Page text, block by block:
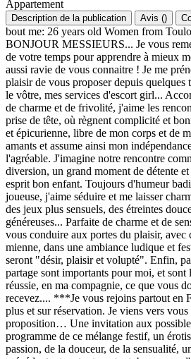
Appartement
Description de la publication Avis ()
bout me: 26 years old Women from
BONJOUR MESSIEURS... Je vous
de votre temps pour apprendre à mieux
aussi ravie de vous connaitre ! Je me
plaisir de vous proposer depuis quelques
le vôtre, mes services d'escort girl...
de charme et de frivolité, j'aime les
prise de tête, où règnent complicité et
et épicurienne, libre de mon corps et de
amants et assume ainsi mon
l'agréable. J'imagine notre rencontre
diversion, un grand moment de détente
esprit bon enfant. Toujours d'humeur
joueuse, j'aime séduire et me laisser
des jeux plus sensuels, des étreintes
généreuses... Parfaite de charme et de
vous conduire aux portes du plaisir, avec
mienne, dans une ambiance ludique et
seront "désir, plaisir et volupté". Enfin,
partage sont importants pour moi, et sont
réussie, en ma compagnie, ce que vous
recevez.... ***Je vous rejoins partout en
plus et sur réservation. Je viens vers
proposition… Une invitation aux
programme de ce mélange festif, un
passion, de la douceur, de la sensualité,